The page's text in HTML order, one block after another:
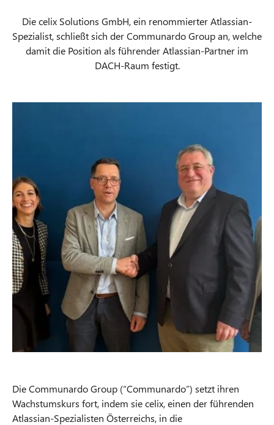
Die celix Solutions GmbH, ein renommierter Atlassian-
Spezialist, schließt sich der Communardo Group an, welche
damit die Position als führender Atlassian-Partner im
DACH-Raum festigt.
Die Communardo Group (“Communardo”) setzt ihren
Wachstumskurs fort, indem sie celix, einen der führenden
Atlassian-Spezialisten Österreichs, in die